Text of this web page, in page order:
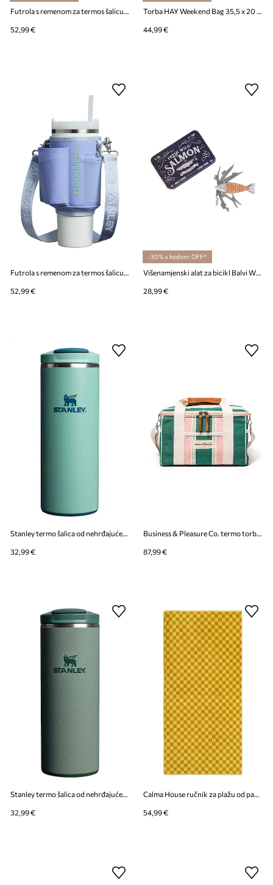
Futrola s remenom za termos šalicu Stanley The All-Day Quencher Carry-All 1,18 l
52,99 €
Torba HAY Weekend Bag 35,5 x 20 x 26 cm
44,99 €
52,99 €
-30% s kodom: OFF*
28,99 €
Stanley termo šalica od nehrđajućeg čelika Aerolight Transit FlipTop 0.35L
32,99 €
Business & Pleasure Co. termo torba od plastike 32 x 22 x 20 cm
87,99 €
Stanley termo šalica od nehrđajućeg čelika Aerolight Transit FlipTop 0.35L
32,99 €
Calma House ručnik za plažu od pamuka 100 x 180 cm
54,99 €